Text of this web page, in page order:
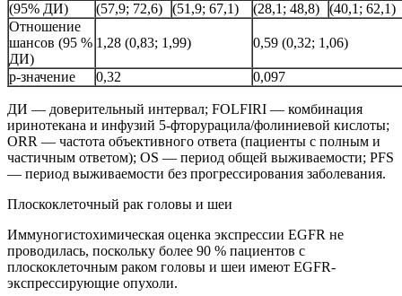
(95% ДИ)
(57,9; 72,6) (51,9; 67,1) (28,1; 48,8)
(40,1; 62,1)
Отношение
шансов (95 %
ДИ)
1,28 (0,83; 1,99) 0,59 (0,32; 1,06)
р-значение 0,32 0,097
ДИ — доверительный интервал; FOLFIRI — комбинация
иринотекана и инфузий 5-фторурацила/фолиниевой кислоты;
ORR — частота объективного ответа (пациенты с полным и
частичным ответом); OS — период общей выживаемости; PFS
— период выживаемости без прогрессирования заболевания.
Плоскоклеточный рак головы и шеи
Иммуногистохимическая оценка экспрессии EGFR не
проводилась, поскольку более 90 % пациентов с
плоскоклеточным раком головы и шеи имеют EGFR-
экспрессирующие опухоли.